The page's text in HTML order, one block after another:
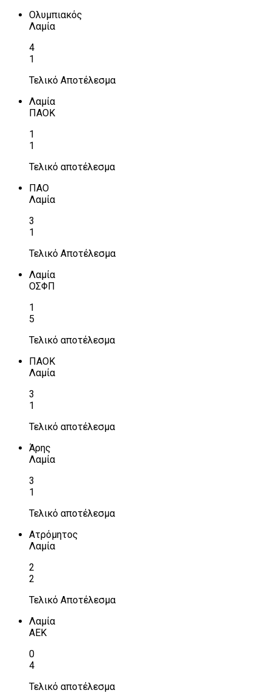
Ολυμπιακός
Λαμία
4
1
Τελικό Αποτέλεσμα
Λαμία
ΠΑΟΚ
1
1
Τελικό αποτέλεσμα
ΠΑΟ
Λαμία
3
1
Τελικό Αποτέλεσμα
Λαμία
ΟΣΦΠ
1
5
Τελικό αποτέλεσμα
ΠΑΟΚ
Λαμία
3
1
Τελικό αποτέλεσμα
Άρης
Λαμία
3
1
Τελικό αποτέλεσμα
Ατρόμητος
Λαμία
2
2
Τελικό Αποτέλεσμα
Λαμία
ΑΕΚ
0
4
Τελικό αποτέλεσμα